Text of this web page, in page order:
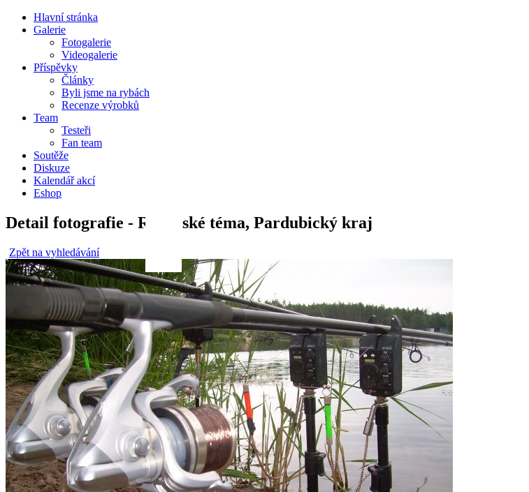
Hlavní stránka
Galerie
Fotogalerie
Videogalerie
Příspěvky
Články
Byli jsme na rybách
Recenze výrobků
Team
Testeři
Fan team
Soutěže
Diskuze
Kalendář akcí
Eshop
Detail fotografie - Rybářské téma, Pardubický kraj
Zpět na vyhledávání